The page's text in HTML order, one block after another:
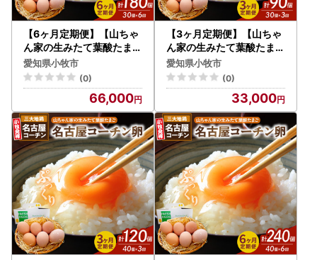
【6ヶ月定期便】【山ちゃ
ん家の生みたて葉酸たまご
】名古屋コーチン卵（30
個入り）[132Y02-T]
愛知県小牧市
(0)
66,000
【3ヶ月定期便】【山ちゃ
ん家の生みたて葉酸たまご
】名古屋コーチン卵（30
個入り）[132Y01-T]
愛知県小牧市
(0)
33,000